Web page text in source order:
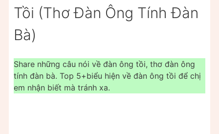
Tồi (Thơ Đàn Ông Tính Đàn
Bà)
Share những câu nói về đàn ông tồi, thơ đàn ông
tính đàn bà. Top 5+biểu hiện về đàn ông tồi để chị
em nhận biết mà tránh xa.